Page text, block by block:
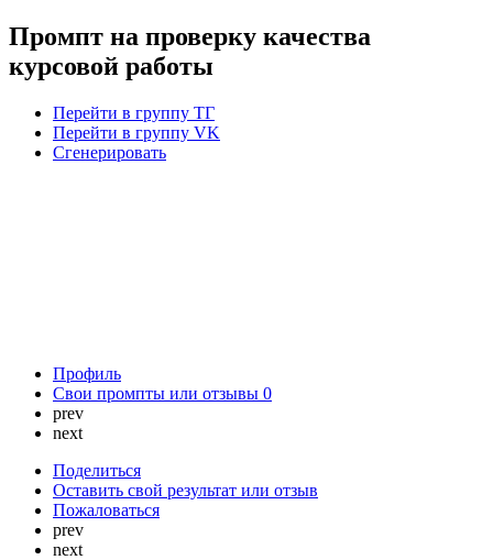
Промпт на проверку качества
курсовой работы
Перейти в группу ТГ
Перейти в группу VK
Сгенерировать
Профиль
Свои промпты или отзывы 0
prev
next
Поделиться
Оставить свой результат или отзыв
Пожаловаться
prev
next